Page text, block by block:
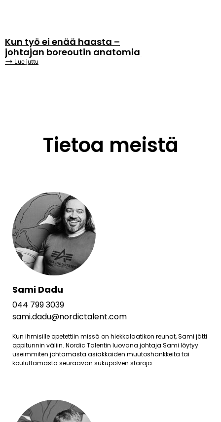
Kun työ ei enää haasta –
johtajan boreoutin anatomia
⟶ Lue juttu
Tietoa meistä
Sami Dadu
044 799 3039
sami.dadu@nordictalent.com
Kun ihmisille opetettiin missä on hiekkalaatikon reunat, Sami jätti
oppitunnin väliin. Nordic Talentin luovana johtaja Sami löytyy
useimmiten johtamasta asiakkaiden muutoshankkeita tai
kouluttamasta seuraavan sukupolven staroja.